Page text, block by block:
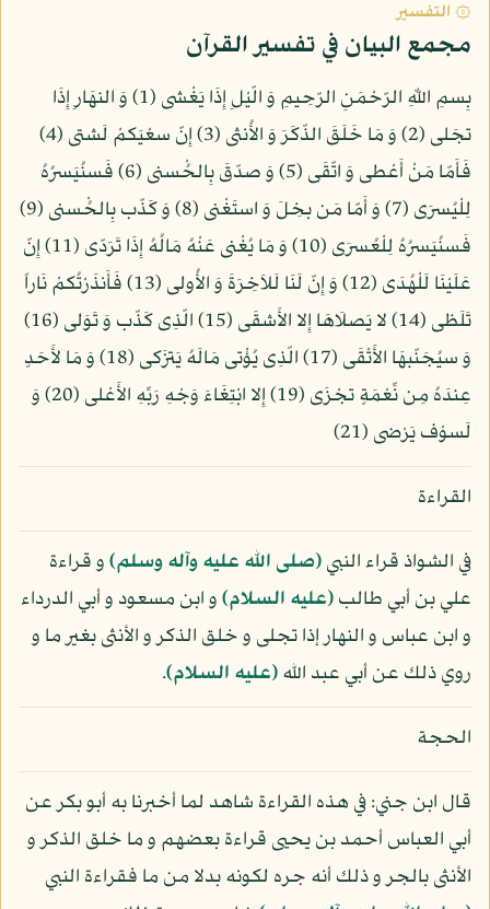
۞ التفسير
مجمع البيان في تفسير القرآن
بِسمِ اللّهِ الرّحْمَنِ الرّحِيمِ وَ الّيْلِ إِذَا يَغْشى (1) وَ النهَارِ إِذَا
تجَلى (2) وَ مَا خَلَقَ الذّكَرَ وَ الأُنثى (3) إِنّ سعْيَكمْ لَشتى (4)
فَأَمّا مَنْ أَعْطى وَ اتّقَى (5) وَ صدّقَ بِالحُْسنى (6) فَسنُيَسرُهُ
لِلْيُسرَى (7) وَ أَمّا مَن بخِلَ وَ استَغْنى (8) وَ كَذّب بِالحُْسنى (9)
فَسنُيَسرُهُ لِلْعُسرَى (10) وَ مَا يُغْنى عَنْهُ مَالُهُ إِذَا تَرَدّى (11) إِنّ
عَلَيْنَا لَلْهُدَى (12) وَ إِنّ لَنَا لَلاَخِرَةَ وَ الأُولى (13) فَأَنذَرْتُكمْ نَاراً
تَلَظى (14) لا يَصلَاهَا إِلا الأَشقَى (15) الّذِى كَذّب وَ تَوَلى (16)
وَ سيُجَنّبهَا الأَتْقَى (17) الّذِى يُؤْتى مَالَهُ يَتزَكى (18) وَ مَا لأَحَدٍ
عِندَهُ مِن نِّعْمَةٍ تجْزَى (19) إِلا ابْتِغَاءَ وَجْهِ رَبِّهِ الأَعْلى (20) وَ
لَسوْف يَرْضى (21)
القراءة
في الشواذ قراء النبي(صلى الله عليه وآله وسلم)و قراءة
علي بن أبي طالب(عليه السلام)و ابن مسعود و أبي الدرداء
و ابن عباس و النهار إذا تجلى و خلق الذكر و الأنثى بغير ما و
روي ذلك عن أبي عبد الله(عليه السلام).
الحجة
قال ابن جني: في هذه القراءة شاهد لما أخبرنا به أبو بكر عن
أبي العباس أحمد بن يحيى قراءة بعضهم و ما خلق الذكر و
الأنثى بالجر و ذلك أنه جره لكونه بدلا من ما فقراءة النبي